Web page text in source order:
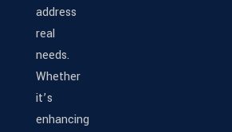
address
real
needs.
Whether
it’s
enhancing